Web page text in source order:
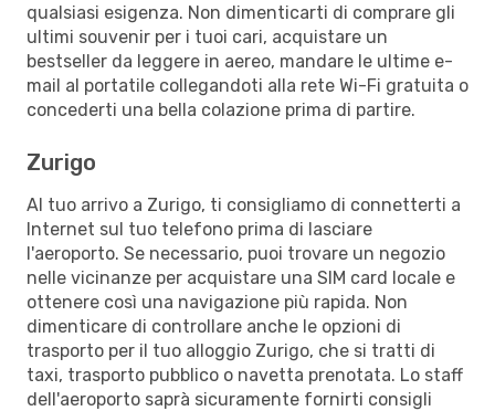
qualsiasi esigenza. Non dimenticarti di comprare gli
ultimi souvenir per i tuoi cari, acquistare un
bestseller da leggere in aereo, mandare le ultime e-
mail al portatile collegandoti alla rete Wi-Fi gratuita o
concederti una bella colazione prima di partire.
Zurigo
Al tuo arrivo a Zurigo, ti consigliamo di connetterti a
Internet sul tuo telefono prima di lasciare
l'aeroporto. Se necessario, puoi trovare un negozio
nelle vicinanze per acquistare una SIM card locale e
ottenere così una navigazione più rapida. Non
dimenticare di controllare anche le opzioni di
trasporto per il tuo alloggio Zurigo, che si tratti di
taxi, trasporto pubblico o navetta prenotata. Lo staff
dell'aeroporto saprà sicuramente fornirti consigli